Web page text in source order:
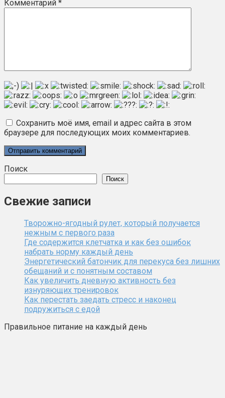
Комментарий *
Сохранить моё имя, email и адрес сайта в этом
браузере для последующих моих комментариев.
Поиск
Поиск
Свежие записи
Творожно-ягодный рулет, который получается
нежным с первого раза
Где содержится клетчатка и как без ошибок
набрать норму каждый день
Энергетический батончик для перекуса без лишних
обещаний и с понятным составом
Как увеличить дневную активность без
изнуряющих тренировок
Как перестать заедать стресс и наконец
подружиться с едой
Правильное питание на каждый день